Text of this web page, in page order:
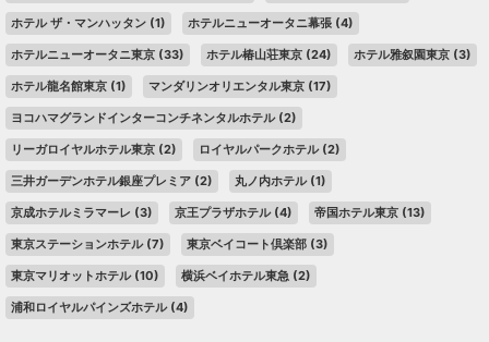
ホテル ザ・マンハッタン (1) ホテルニューオータニ幕張 (4)
ホテルニューオータニ東京 (33) ホテル椿山荘東京 (24) ホテル雅叙園東京 (3)
ホテル龍名館東京 (1) マンダリンオリエンタル東京 (17)
ヨコハマグランドインターコンチネンタルホテル(2)
リーガロイヤルホテル東京 (2) ロイヤルパークホテル(2)
三井ガーデンホテル銀座プレミア (2) 丸ノ内ホテル(1)
京成ホテルミラマーレ (3) 京王プラザホテル(4) 帝国ホテル東京 (13)
東京ステーションホテル(7) 東京ベイコート倶楽部 (3)
東京マリオットホテル(10) 横浜ベイホテル東急 (2)
浦和ロイヤルパインズホテル(4)